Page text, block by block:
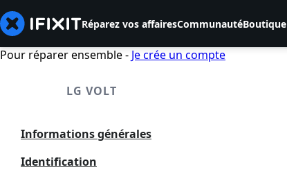
Réparez vos affairesCommunautéBoutique
Pour réparer ensemble - Je crée un compte
LG VOLT
Informations générales
Identification